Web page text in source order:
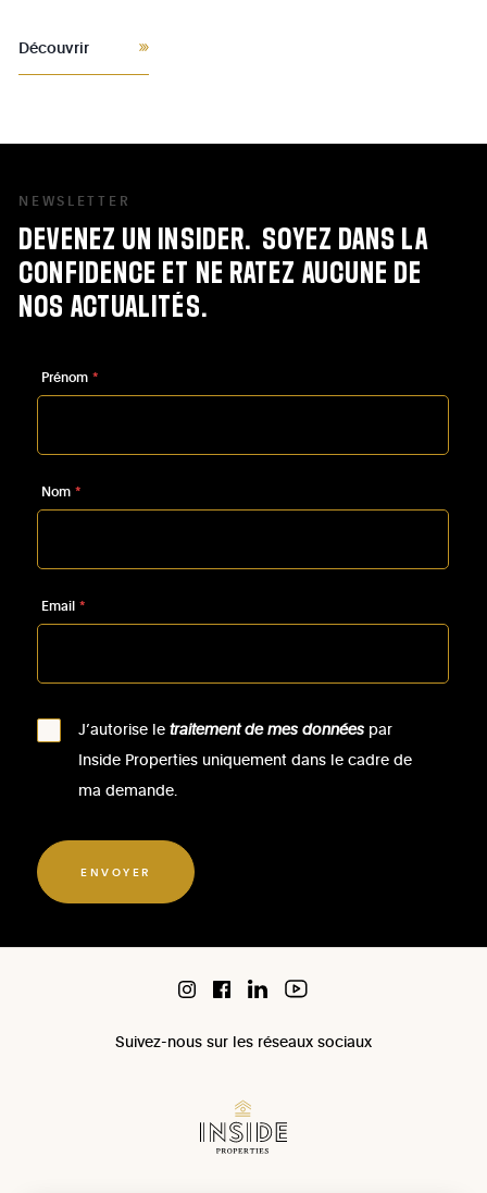
Découvrir
DEVENEZ UN INSIDER. SOYEZ DANS LA
CONFIDENCE ET NE RATEZ AUCUNE DE
NOS ACTUALITÉS.
NEWSLETTER
Prénom *
Nom *
Email *
J’autorise letraitement de mes données par
Inside Properties uniquement dans le cadre de
ma demande.
ENVOYER
Suivez-nous sur les réseaux sociaux